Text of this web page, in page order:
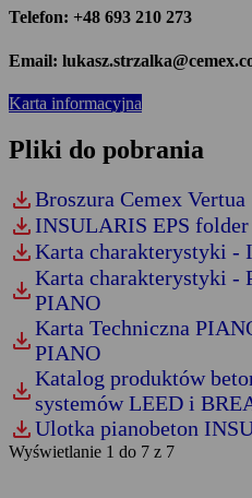
Telefon: +48 693 210 273
Email:
Karta informacyjna
Pliki do pobrania
downloadBroszura Cemex Vertua
download INSULARIS EPS folder
downloadKarta charakterystyki -
downloadKarta charakterystyki -
PIANO
downloadKarta Techniczna
PIANO
downloadKatalog produktów
systemów LEED i
downloadUlotka pianobeton
Wyświetlanie 1 do 7 z 7